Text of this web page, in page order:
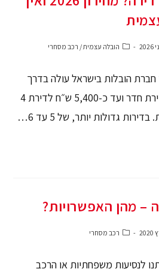
הובלה עצמית / רכב מסחרי
הובלות בישראל עולה בדרך
כלל בין כ-1,000 ש״ח לדירת חדר ועד כ-5,400 ש״ח לדירת 4
גדולות יותר, של 5 עד 6…
– מהן האפשרויות?
רכב מסחרי
לנסיעות משפחתיות או הרכב